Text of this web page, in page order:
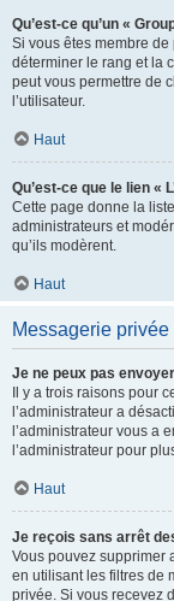
Qu’est-ce qu’un «
Si vous êtes membre
déterminer le rang et la
peut vous permettre de
l’utilisateur.
Haut
Qu’est-ce que le lien «
Cette page donne la
administrateurs et
qu’ils modèrent.
Haut
Messagerie privée
Je ne peux pas
Il y a trois raisons pour
l’administrateur a
l’administrateur vous a
l’administrateur pour
Haut
Je reçois sans arrêt
Vous pouvez supprimer
en utilisant les filtres de
privée. Si vous recevez